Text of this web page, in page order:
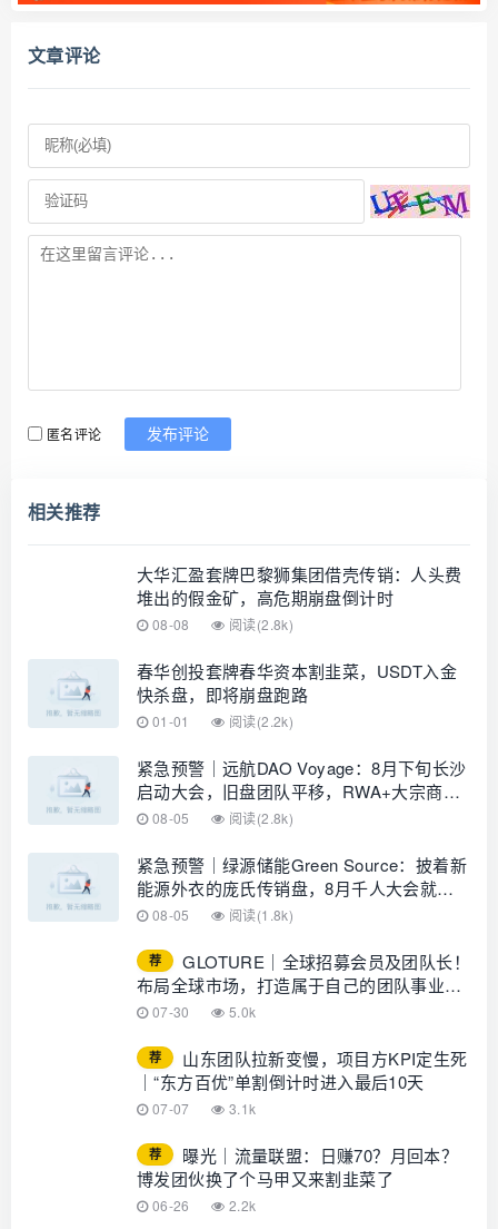
文章评论
匿名评论 发布评论
相关推荐
大华汇盈套牌巴黎狮集团借壳传销：人头费
堆出的假金矿，高危期崩盘倒计时
08-08 阅读(2.8k)
春华创投套牌春华资本割韭菜，USDT入金
快杀盘，即将崩盘跑路
01-01 阅读(2.2k)
紧急预警｜远航DAO Voyage：8月下旬长沙
启动大会，旧盘团队平移，RWA+大宗商品
包装——又是庞氏滚盘的老剧本
08-05 阅读(2.8k)
紧急预警｜绿源储能Green Source：披着新
能源外衣的庞氏传销盘，8月千人大会就是
收割信号
08-05 阅读(1.8k)
荐
GLOTURE｜全球招募会员及团队长！
布局全球市场，打造属于自己的团队事业，
想增加收入？想打造团队？加入
07-30 5.0k
荐
山东团队拉新变慢，项目方KPI定生死
｜“东方百优”单割倒计时进入最后10天
07-07 3.1k
荐
曝光｜流量联盟：日赚70？月回本？
博发团伙换了个马甲又来割韭菜了
06-26 2.2k